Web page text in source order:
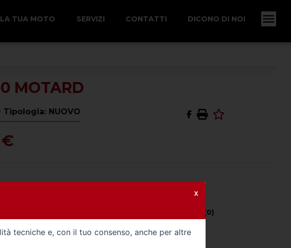
TUA MOTO SERVIZI CONTATTI DICONO DI NOI
MOTARD
Tipologia: NUOVO
€
-altro
0 (0)
Colore Esterno -BLU
tecniche e, con il tuo consenso, anche per altre
X